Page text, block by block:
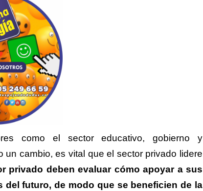
como el sector educativo, gobierno y
cambio, es vital que el sector privado lidere
privado deben evaluar cómo apoyar a sus
futuro, de modo que se beneficien de la